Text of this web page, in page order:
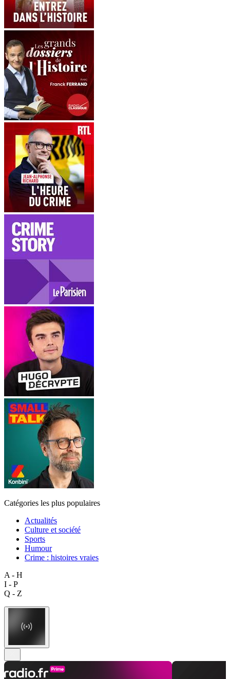
Catégories les plus populaires
Actualités
Culture et société
Sports
Humour
Crime : histoires vraies
A - H
I - P
Q - Z